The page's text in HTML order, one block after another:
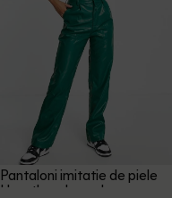
Pantaloni imitatie de piele
Heartbreak, verde